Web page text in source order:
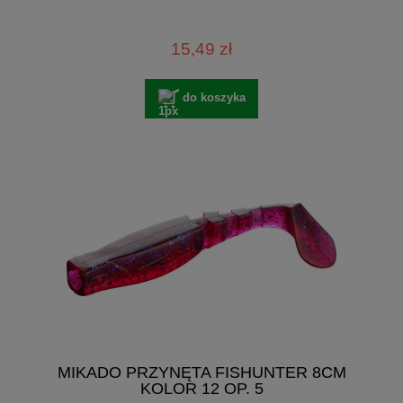
15,49 zł
do koszyka
MIKADO PRZYNĘTA FISHUNTER 8CM
KOLOR 12 OP. 5